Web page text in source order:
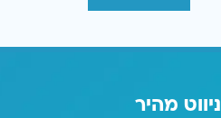
ניווט מהיר